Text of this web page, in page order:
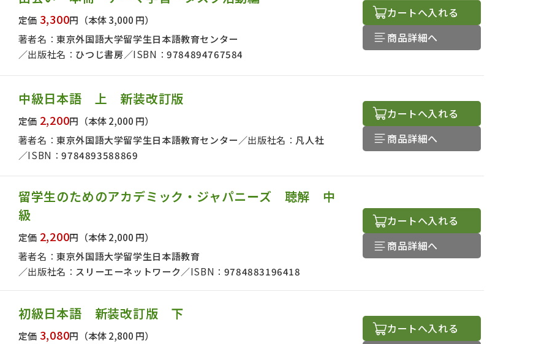
出版社名で絞り込む
定価 3,300円 （本体 3,000 円）
著者名：東京外国語大学留学生日本語教育センター
出版社名： ひつじ書房 ISBN：9784894767584
カートへ入れる
商品詳細へ
中級日本語 上 新装改訂版
定価 2,200円 （本体 2,000 円）
著者名：東京外国語大学留学生日本語教育センター 出版社名： 凡人社
ISBN：9784893588869
カートへ入れる
商品詳細へ
留学生のためのアカデミック・ジャパニーズ 聴解 中
級
定価 2,200円 （本体 2,000 円）
著者名：東京外国語大学留学生日本語教育
出版社名： スリーエーネットワーク ISBN： 9784883196418
カートへ入れる
商品詳細へ
初級日本語 新装改訂版 下
定価 3,080円 （本体 2,800 円）
カートへ入れる